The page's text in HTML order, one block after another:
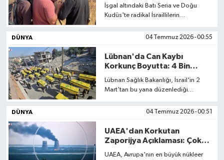
İşgal altındaki Batı Şeria ve Doğu
Kudüs'te radikal İsraillilerin
sayıda Filistinli ve yabancı aktivist
DÜNYA 04 Temmuz 2026 - 00:55
Lübnan'da Can Kaybı
Korkunç Boyutta: 4 Bin
Lübnan Sağlık Bakanlığı, İsrail'in 2
Mart'tan bu yana düzenlediği
yaralı sayısının ise 12 bin 199'a
DÜNYA 04 Temmuz 2026 - 00:51
UAEA'dan Korkutan
Zaporijya Açıklaması: Çok
UAEA, Avrupa'nın en büyük nükleer